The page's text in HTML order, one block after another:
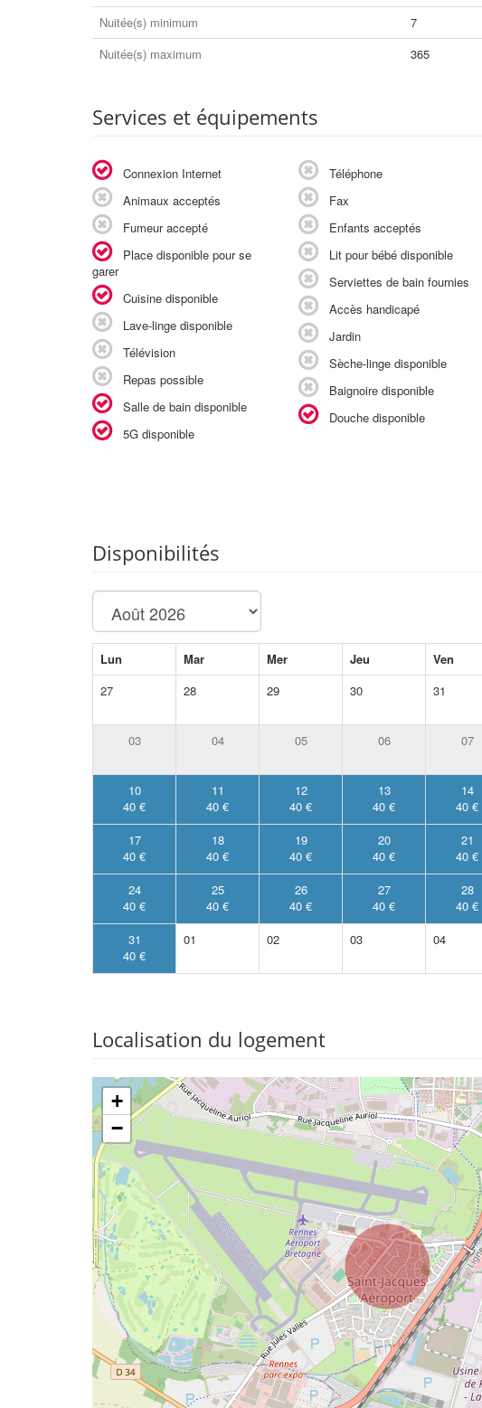
Nuitée(s) minimum
7
Nuitée(s) maximum
365
Services et équipements
Connexion Internet
Animaux acceptés
Fumeur accepté
Place disponible pour se
garer
Cuisine disponible
Lave-linge disponible
Télévision
Repas possible
Salle de bain disponible
5G disponible
Téléphone
Fax
Enfants acceptés
Lit pour bébé disponible
Serviettes de bain fournies
Accès handicapé
Jardin
Sèche-linge disponible
Baignoire disponible
Douche disponible
Disponibilités
Lun Mar Mer Jeu Ven
27
28 29 30 31
03 04 05 06 07
10
40 €
11
40 €
12
40 €
13
40 €
14
40 €
17
40 €
18
40 €
19
40 €
20
40 €
21
40 €
24
40 €
25
40 €
26
40 €
27
40 €
28
40 €
31
40 €
01 02 03 04
Localisation du logement
+
−